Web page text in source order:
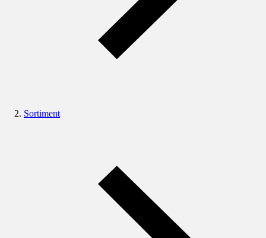
Sortiment